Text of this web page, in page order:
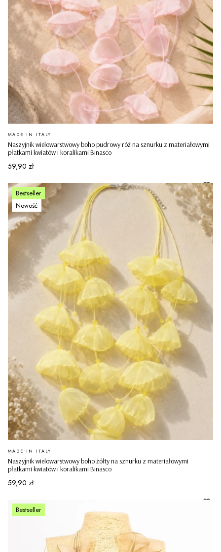
Naszyjnik wielowarstwowy boho pudrowy róż na sznurku z materiałowymi
płatkami kwiatów i koralikami Binasco
PRODUCENT
MADE IN ITALY
Cena
59,90 zł
Bestseller
Nowość
Naszyjnik wielowarstwowy boho żółty na sznurku z materiałowymi
płatkami kwiatów i koralikami Binasco
PRODUCENT
MADE IN ITALY
Cena
59,90 zł
Bestseller